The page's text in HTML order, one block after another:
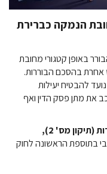
הנמקה כברירת
באופן קטגורי מחובת
בהסכם הבוררות.
להבטיח יעילות
את מתן פסק הדין ואף
חוק הבוררות (תיקון מס' 2),
בתוספת הראשונה לחוק